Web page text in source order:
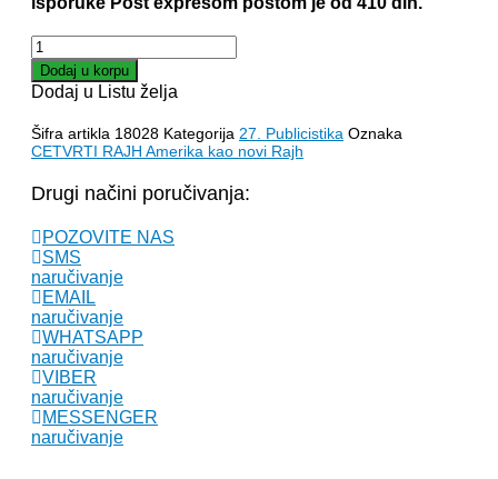
ČETVRTI
RAJH
AMERIKA
KAO
NOVI
RAJH
-
Milan
Vidojević
Dodaj u korpu
Dodaj u Listu želja
Šifra artikla 18028 Kategorija 27. Publicistika Oznaka
CETVRTI RAJH Amerika kao novi Rajh
Drugi načini poručivanja:
POZOVITE NAS
SMS
naručivanje
EMAIL
naručivanje
WHATSAPP
naručivanje
VIBER
naručivanje
MESSENGER
naručivanje